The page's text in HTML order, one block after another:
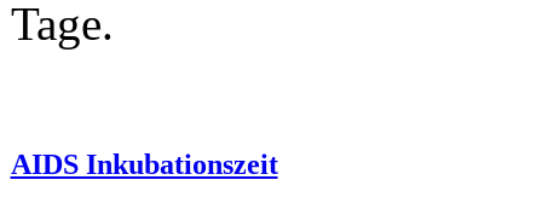
Tage.
AIDS Inkubationszeit